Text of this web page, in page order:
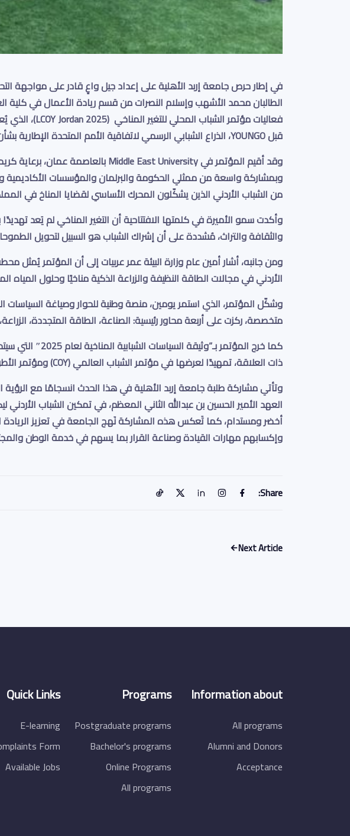
في إطار حرص جامعة إربد الأهلية على إعداد جيل واعٍ قادر على مواجهة
الطالبانمحمد الأشهبوإسلام النصراتمن قسم ريادة الأعمال في كلية
فعالياتمؤتمر الشباب المحلي للتغير المناخي (LCOY Jordan 2025)
، الذي
قبلYOUNGO، الذراع الشبابي الرسمي لاتفاقية الأمم المتحدة الإطارية
وقد أقيم المؤتمر فيMiddle East Universityبالعاصمة عمان، برعاية
وبمشاركة واسعة من ممثلي الحكومة والبرلمان والمؤسسات الأكاديمية
من الشباب الأردني الذين يشكّلون المحرك الأساسي لقضايا المناخ في
وأكدت سمو الأميرة في كلمتها الافتتاحية أن التغير المناخي لم يَعد
والثقافة والتراث، مُشددة على أن إشراك الشباب هو السبيل لتحويل
ومن جانبه، أشار أمين عام وزارة البيئة عمر عربيات إلى أن المؤتمر
الأردني في مجالات الطاقة النظيفة والزراعة الذكية مناخيًا وحلول المياه
وشكّل المؤتمر، الذي استمر يومين،منصة وطنية للحوار وصياغة السياسات
متخصصة، ركزت على أربعة محاور رئيسية:الصناعة، الطاقة المتجددة،
كما خرج المؤتمر
ذات العلاقة، تمهيدًا لعرضها فيمؤتمر الشباب العالمي(COY) ومؤتمر
وتأتي مشاركة طلبة جامعة إربد الأهلية في هذا الحدث انسجامًا مع
العهد الأمير الحسين بن عبدالله الثاني المعظم، في تمكين الشباب
أخضر ومستدام، كما تَعكس هذه المشاركة نَهج الجامعة فيتعزيز
وإكسابهم مهارات القيادة وصناعة القرار بما يسهم في خدمة الوطن
Share:
Next Article
Information about
All programs
Alumni and Donors
Acceptance
Programs
Postgraduate programs
Bachelor's programs
Online Programs
All programs
Quick Links
E-learning
Form
Available Jobs